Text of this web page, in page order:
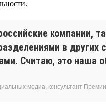
компании,
в
Считаю, это наша
медиа, консультант